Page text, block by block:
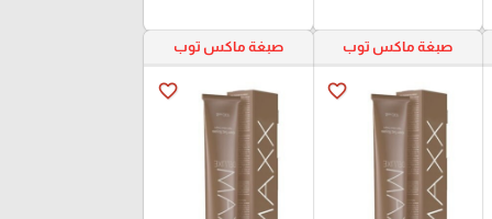
صبغة ماكس توب
favorite_border
صبغة ماكس توب
favorite_border